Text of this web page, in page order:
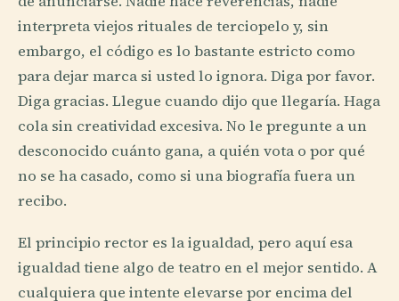
interpreta viejos rituales de terciopelo y, sin
embargo, el código es lo bastante estricto como
para dejar marca si usted lo ignora. Diga por favor.
Diga gracias. Llegue cuando dijo que llegaría. Haga
cola sin creatividad excesiva. No le pregunte a un
desconocido cuánto gana, a quién vota o por qué
no se ha casado, como si una biografía fuera un
recibo.
El principio rector es la igualdad, pero aquí esa
igualdad tiene algo de teatro en el mejor sentido. A
cualquiera que intente elevarse por encima del